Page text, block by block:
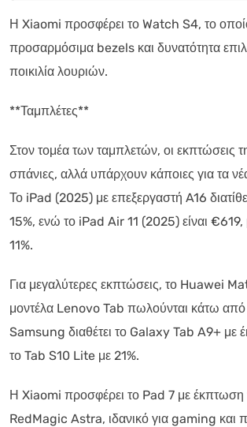
Η Xiaomi προσφέρει το Watch S4, το οποίο
προσαρμόσιμα bezels και δυνατότητα
ποικιλία λουριών.
**Ταμπλέτες**
Στον τομέα των ταμπλετών, οι εκπτώσεις
σπάνιες, αλλά υπάρχουν κάποιες για τα
Το iPad (2025) με επεξεργαστή A16
15%, ενώ το iPad Air 11 (2025) είναι €619,
11%.
Για μεγαλύτερες εκπτώσεις, το Huawei
μοντέλα Lenovo Tab πωλούνται κάτω
Samsung διαθέτει το Galaxy Tab A9+ με
το Tab S10 Lite με 21%.
Η Xiaomi προσφέρει το Pad 7 με έκπτωση
RedMagic Astra, ιδανικό για gaming και